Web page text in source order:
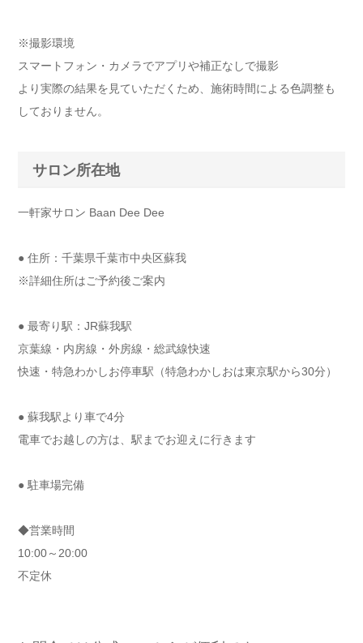
※撮影環境
スマートフォン・カメラでアプリや補正なしで撮影
より実際の結果を見ていただくため、施術時間による色調整も
しておりません。
サロン所在地
一軒家サロン Baan Dee Dee
● 住所：千葉県千葉市中央区蘇我
※詳細住所はご予約後ご案内
● 最寄り駅：JR蘇我駅
京葉線・内房線・外房線・総武線快速
快速・特急わかしお停車駅（特急わかしおは東京駅から30分）
● 蘇我駅より車で4分
電車でお越しの方は、駅までお迎えに行きます
● 駐車場完備
◆営業時間
10:00～20:00
不定休